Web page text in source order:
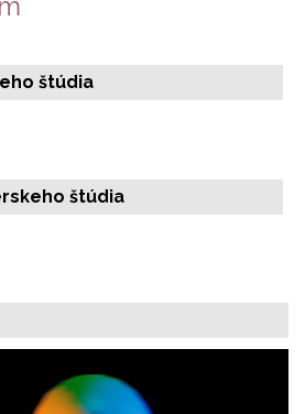
štúdia
štúdia